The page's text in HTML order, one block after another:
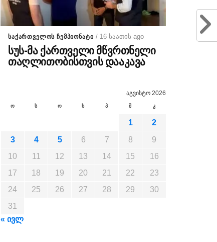
ᲡᲐᲥᲐᲠᲗᲕᲔᲚᲝᲡ ᲩᲔᲛᲞᲘᲝᲜᲐᲢᲘ / 16 საათის ago
სუს-მა ქართველი მწვრთნელი
თაღლითობისთვის დააკავა
აგვისტო 2026
ო ს ო ხ პ შ კ
1
2
3
4 5 6 7 8
9
10
11 12 13 14 15
16
17
18 19 20 21 22
23
24
25 26 27 28 29
30
31
« ივლ